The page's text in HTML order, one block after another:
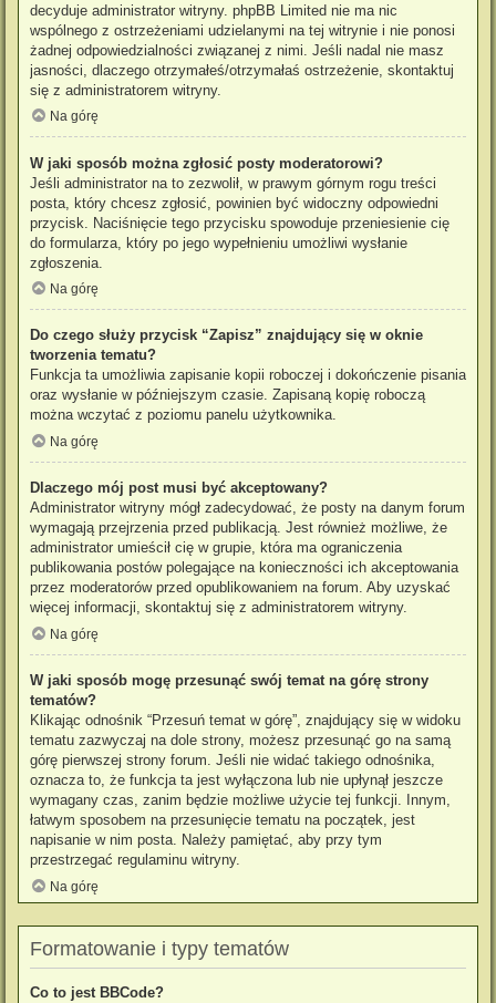
decyduje administrator witryny. phpBB Limited nie ma nic
wspólnego z ostrzeżeniami udzielanymi na tej witrynie i nie ponosi
żadnej odpowiedzialności związanej z nimi. Jeśli nadal nie masz
jasności, dlaczego otrzymałeś/otrzymałaś ostrzeżenie, skontaktuj
się z administratorem witryny.
Na górę
W jaki sposób można zgłosić posty moderatorowi?
Jeśli administrator na to zezwolił, w prawym górnym rogu treści
posta, który chcesz zgłosić, powinien być widoczny odpowiedni
przycisk. Naciśnięcie tego przycisku spowoduje przeniesienie cię
do formularza, który po jego wypełnieniu umożliwi wysłanie
zgłoszenia.
Na górę
Do czego służy przycisk “Zapisz” znajdujący się w oknie
tworzenia tematu?
Funkcja ta umożliwia zapisanie kopii roboczej i dokończenie pisania
oraz wysłanie w późniejszym czasie. Zapisaną kopię roboczą
można wczytać z poziomu panelu użytkownika.
Na górę
Dlaczego mój post musi być akceptowany?
Administrator witryny mógł zadecydować, że posty na danym forum
wymagają przejrzenia przed publikacją. Jest również możliwe, że
administrator umieścił cię w grupie, która ma ograniczenia
publikowania postów polegające na konieczności ich akceptowania
przez moderatorów przed opublikowaniem na forum. Aby uzyskać
więcej informacji, skontaktuj się z administratorem witryny.
Na górę
W jaki sposób mogę przesunąć swój temat na górę strony
tematów?
Klikając odnośnik “Przesuń temat w górę”, znajdujący się w widoku
tematu zazwyczaj na dole strony, możesz przesunąć go na samą
górę pierwszej strony forum. Jeśli nie widać takiego odnośnika,
oznacza to, że funkcja ta jest wyłączona lub nie upłynął jeszcze
wymagany czas, zanim będzie możliwe użycie tej funkcji. Innym,
łatwym sposobem na przesunięcie tematu na początek, jest
napisanie w nim posta. Należy pamiętać, aby przy tym
przestrzegać regulaminu witryny.
Na górę
Formatowanie i typy tematów
Co to jest BBCode?